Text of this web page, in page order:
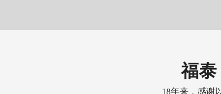
福泰
18年来，感谢